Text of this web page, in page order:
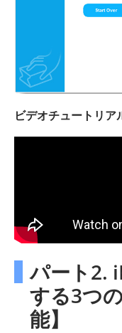
ビデオチュートリア
パート2.
する3つ
能】